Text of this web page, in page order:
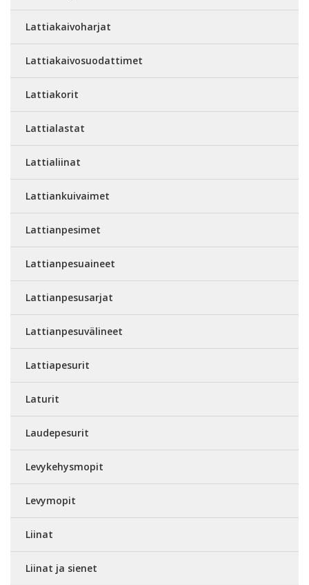
Lattiakaivoharjat
Lattiakaivosuodattimet
Lattiakorit
Lattialastat
Lattialiinat
Lattiankuivaimet
Lattianpesimet
Lattianpesuaineet
Lattianpesusarjat
Lattianpesuvälineet
Lattiapesurit
Laturit
Laudepesurit
Levykehysmopit
Levymopit
Liinat
Liinat ja sienet